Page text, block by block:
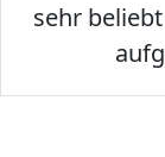
sehr